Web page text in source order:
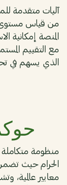
آليات متقدمة
من قياس مستوى
المنصة إمكانية
مع التقييم
الذي يسهم في
منظومة متكاملة
الحرام حيث
معايير عالمية،